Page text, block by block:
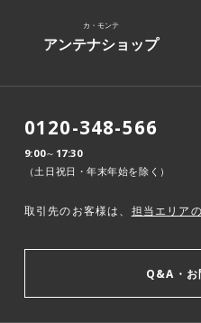
アンテナショップ
カ・モンテ
0120-348-566
9:00～17:30
（土日祝日・年末年始を除く）
取引先のお客様は、 担当エリア
Q&A・お